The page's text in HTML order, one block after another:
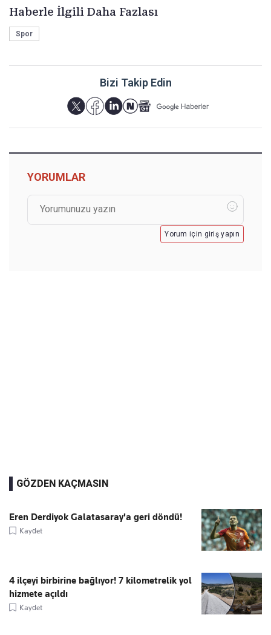
Haberle İlgili Daha Fazlası
Spor
Bizi Takip Edin
YORUMLAR
Yorum için giriş yapın
GÖZDEN KAÇMASIN
Eren Derdiyok Galatasaray'a geri döndü!
Kaydet
4 ilçeyi birbirine bağlıyor! 7 kilometrelik yol
hizmete açıldı
Kaydet